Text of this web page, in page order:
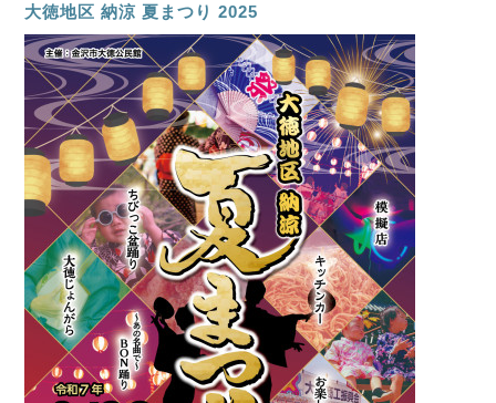
大徳地区 納涼 夏まつり 2025